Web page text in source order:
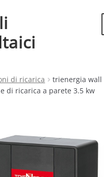
di ricarica
trienergia wall
di ricarica a parete 3.5 kw